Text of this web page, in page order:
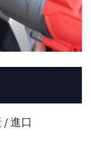
/ 進口